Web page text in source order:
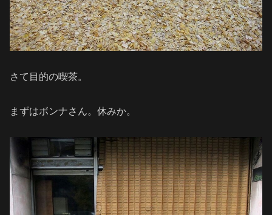
さて目的の喫茶。
まずはボンナさん。休みか。